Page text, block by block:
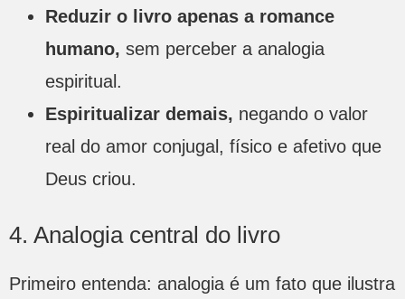
Reduzir o livro apenas a romance
humano, sem perceber a analogia
espiritual.
Espiritualizar demais, negando o valor
real do amor conjugal, físico e afetivo que
Deus criou.
4. Analogia central do livro
Primeiro entenda: analogia é um fato que ilustra